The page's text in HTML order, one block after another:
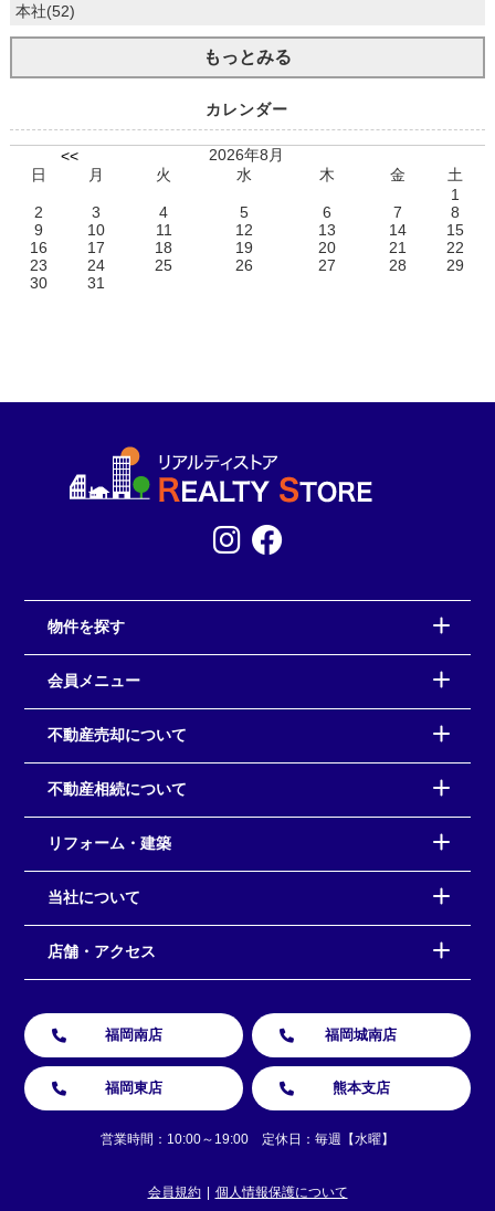
本社(52)
もっとみる
カレンダー
<<
2026年8月
日
月 火 水 木 金
土
1
2
3 4 5 6 7
8
9
10 11 12 13 14
15
16
17 18 19 20 21
22
23
24 25 26 27 28
29
30
31
物件を探す
会員メニュー
不動産売却について
不動産相続について
リフォーム・建築
当社について
店舗・アクセス
福岡南店 福岡城南店
福岡東店 熊本支店
営業時間：10:00～19:00 定休日：毎週【水曜】
会員規約 個人情報保護について